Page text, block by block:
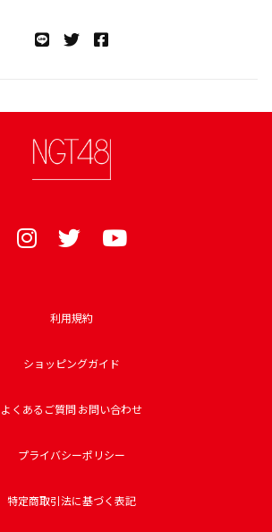
利用規約
ショッピングガイド
よくあるご質問 お問い合わせ
プライバシーポリシー
特定商取引法に基づく表記